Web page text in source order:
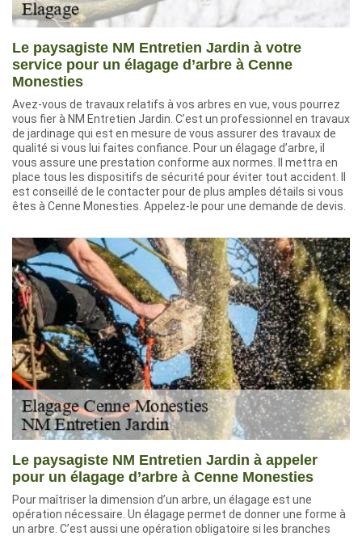
Le paysagiste NM Entretien Jardin à votre
service pour un élagage d’arbre à Cenne
Monesties
Avez-vous de travaux relatifs à vos arbres en vue, vous pourrez
vous fier à NM Entretien Jardin. C’est un professionnel en travaux
de jardinage qui est en mesure de vous assurer des travaux de
qualité si vous lui faites confiance. Pour un élagage d’arbre, il
vous assure une prestation conforme aux normes. Il mettra en
place tous les dispositifs de sécurité pour éviter tout accident. Il
est conseillé de le contacter pour de plus amples détails si vous
êtes à Cenne Monesties. Appelez-le pour une demande de devis.
Le paysagiste NM Entretien Jardin à appeler
pour un élagage d’arbre à Cenne Monesties
Pour maîtriser la dimension d’un arbre, un élagage est une
opération nécessaire. Un élagage permet de donner une forme à
un arbre. C’est aussi une opération obligatoire si les branches